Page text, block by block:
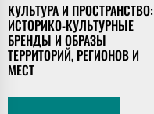
КУЛЬТУРА И ПРОСТРАНСТВО:
ИСТОРИКО-КУЛЬТУРНЫЕ
БРЕНДЫ И ОБРАЗЫ
ТЕРРИТОРИЙ, РЕГИОНОВ И
МЕСТ